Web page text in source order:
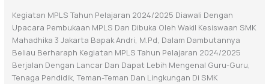
Kegiatan MPLS Tahun Pelajaran 2024/2025 Diawali Dengan
Upacara Pembukaan MPLS Dan Dibuka Oleh Wakil Kesiswaan SMK
Mahadhika 3 Jakarta Bapak Andri, M.Pd, Dalam Dambutannya
Beliau Berharaph Kegiatan MPLS Tahun Pelajaran 2024/2025
Berjalan Dengan Lancar Dan Dapat Lebih Mengenal Guru-Guru,
Tenaga Pendidik, Teman-Teman Dan Lingkungan Di SMK